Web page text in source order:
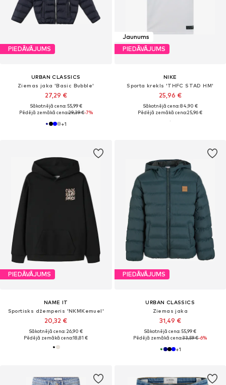
PIEDĀVĀJUMS
URBAN CLASSICS
Ziemas jaka 'Basic Bubble'
27,29 €
Sākotnējā cena: 55,99 €
Pēdējā zemākā cena:29,39 €-7%
+1
Jaunums
PIEDĀVĀJUMS
NIKE
Sporta krekls 'THFC STAD HM'
25,96 €
Sākotnējā cena: 84,90 €
Pēdējā zemākā cena:25,96 €
PIEDĀVĀJUMS
NAME IT
Sportisks džemperis 'NKMKemuel'
20,32 €
Sākotnējā cena: 26,90 €
Pēdējā zemākā cena:18,81 €
PIEDĀVĀJUMS
URBAN CLASSICS
Ziemas jaka
31,49 €
Sākotnējā cena: 55,99 €
Pēdējā zemākā cena:33,59 €-6%
+1